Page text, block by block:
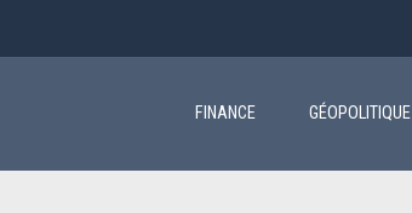
navigation
FINANCE GÉOPOLITIQUE